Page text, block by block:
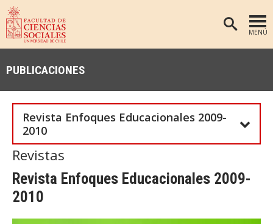
MENÚ
DEPARTAMENTOS
ANTROPOLOGÍA
EDUCACIÓN
PREGRADO
POSTGRADO
PUBLICACIONES
Revista Enfoques Educacionales 2009-
2010
Revistas
Revista Enfoques Educacionales 2009-
2010